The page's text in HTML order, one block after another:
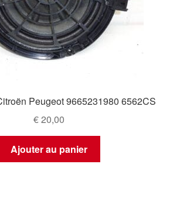
Peugeot 9665231980 6562CS
€20,00
Ajouter au panier